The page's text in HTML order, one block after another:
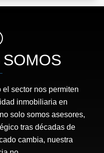
sector nos permiten
inmobiliaria en
solo somos asesores,
tras décadas de
cambia, nuestra